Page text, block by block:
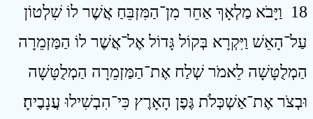
18 וַיָּבֹא מַלְאָךְ אַחֵר מִן־הַמִּזְבֵּחַ אֲשֶׁר לוֹ שִׁלְטוֹן
עַל־הָאֵשׁ וַיִּקְרָא בְּקוֹל גָּדוֹל אֶל־אֲשֶׁר לוֹ הַמַּזְמֵרָה
הַמְלֻטָּשָׁה לֵאמֹר שְׁלַח אֶת־הַמַּזְמֵרָה הַמְלֻטָּשָׁה
וּבְצֹר אֶת־אַשְׁכְּלֹת גֶּפֶן הָאָרֶץ כִּי־הִבְשִׁילוּ עֲנָבֶיהָ׃